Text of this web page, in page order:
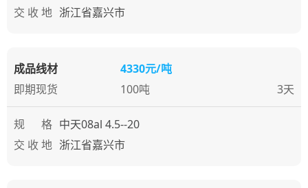
交 收 地 浙江省嘉兴市
成品线材
4330元/吨
即期现货
100吨 3天
规 格 中天08al 4.5--20
交 收 地 浙江省嘉兴市